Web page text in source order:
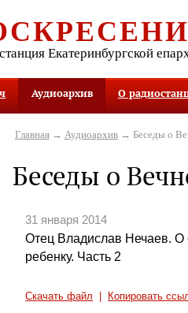
Екатеринбургской
Аудиоархив О
Главная→ Аудиоархив→ Беседы о
Беседы о
31 января 2014
Отец Владислав Нечаев. О
ребенку. Часть 2
Скачать файл Копировать